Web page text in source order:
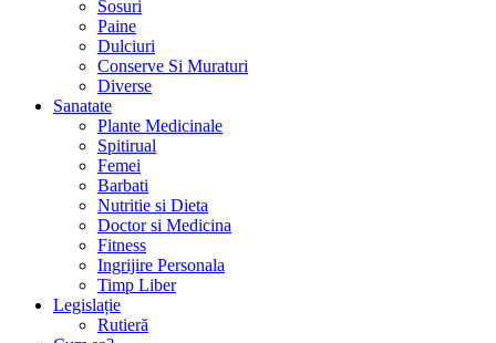
Sosuri
Paine
Dulciuri
Conserve Si Muraturi
Diverse
Sanatate
Plante Medicinale
Spitirual
Femei
Barbati
Nutritie si Dieta
Doctor si Medicina
Fitness
Ingrijire Personala
Timp Liber
Legislație
Rutieră